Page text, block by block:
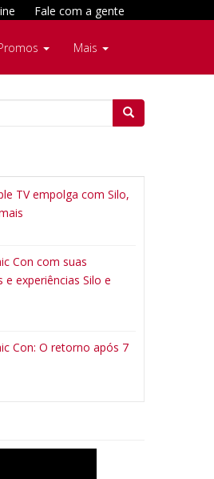
Fale com a gente
Mais
TV empolga com Silo,
Con com suas
e experiências Silo e
Con: O retorno após 7